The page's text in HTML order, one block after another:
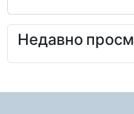
Недавно